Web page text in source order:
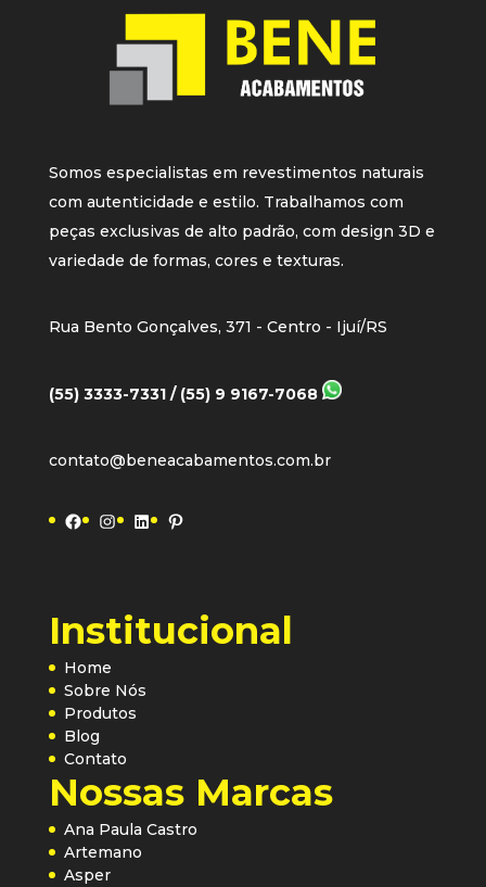
Somos especialistas em revestimentos naturais
com autenticidade e estilo. Trabalhamos com
peças exclusivas de alto padrão, com design 3D e
variedade de formas, cores e texturas.
Rua Bento Gonçalves, 371 - Centro - Ijuí/RS
(55) 3333-7331 / (55) 9 9167-7068
contato@beneacabamentos.com.br
Facebook
Instagram
LinkedInPinterest
Institucional
Home
Sobre Nós
Produtos
Blog
Contato
Nossas Marcas
Ana Paula Castro
Artemano
Asper